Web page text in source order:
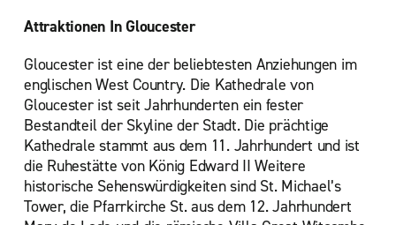
Attraktionen In Gloucester
Gloucester ist eine der beliebtesten Anziehungen im
englischen West Country. Die Kathedrale von
Gloucester ist seit Jahrhunderten ein fester
Bestandteil der Skyline der Stadt. Die prächtige
Kathedrale stammt aus dem 11. Jahrhundert und ist
die Ruhestätte von König Edward II Weitere
historische Sehenswürdigkeiten sind St. Michael’s
Tower, die Pfarrkirche St. aus dem 12. Jahrhundert